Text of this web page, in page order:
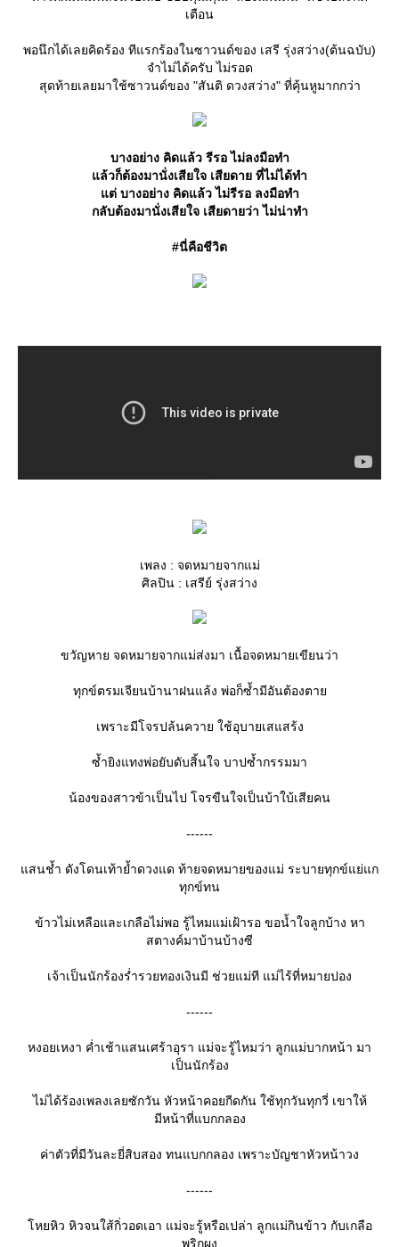
เตือน
พอนึกได้เลยคิดร้อง ทีแรกร้องในซาวนด์ของ เสรี รุ่งสว่าง(ต้นฉบับ)
จำไม่ได้ครับ ไม่รอด
สุดท้ายเลยมาใช้ซาวนด์ของ "สันติ ดวงสว่าง" ที่คุ้นหูมากกว่า
บางอย่าง คิดแล้ว รีรอ ไม่ลงมือทำ
ล้วก็ต้องมานั่งเสียใจ เสียดาย ที่ไม่ได้ทำ
ต่ บางอย่าง คิดแล้ว ไม่รีรอ ลงมือทำ
กลับต้องมานั่งเสียใจ เสียดายว่า ไม่น่าทำ
#นี่คือชีวิต
เพลง : จดหมายจากแม่
ศิลปิน : เสรีย์ รุ่งสว่าง
ขวัญหาย จดหมายจากแม่ส่งมา เนื้อจดหมายเขียนว่า
ทุกข์ตรมเจียนบ้านาฝนแล้ง พ่อก็ซ้ำมีอันต้องตา
เพราะมีโจรปล้นควาย ใช้อุบายเสแสร้ง
ซ้ำยิงแทงพ่อยับดับสิ้นใจ บาปซ้ำกรรมมา
น้องของสาวข้าเป็นไป โจรขืนใจเป็นบ้าใบ้เสียคน
------
สนช้ำ ดังโดนเท้าย้ำดวงแด ท้ายจดหมายของแม่ ระบายทุกข์แย่แก
ทุกข์ทน
ข้าวไม่เหลือและเกลือไม่พอ รู้ไหมแม่เฝ้ารอ ขอน้ำใจลูกบ้าง หา
สตางค์มาบ้านบ้างซี
เจ้าเป็นนักร้องร่ำรวยทองเงินมี ช่วยแม่ที แม่ไร้ที่หมายปอง
------
หงอยเหงา ค่ำเช้าแสนเศร้าอุรา แม่จะรู้ไหมว่า ลูกแม่บากหน้า มา
เป็นนักร้อง
ไม่ได้ร้องเพลงเลยซักวัน หัวหน้าคอยกีดกัน ใช้ทุกวันทุกวี่ เขาให้
มีหน้าที่แบกกลอง
ค่าตัวที่มีวันละยี่สิบสอง ทนแบกกลอง เพราะบัญชาหัวหน้าวง
------
หยหิว หิวจนใส้กิ่วอดเอา แม่จะรู้หรือเปล่า ลูกแม่กินข้าว กับเกลือ
พริกผง